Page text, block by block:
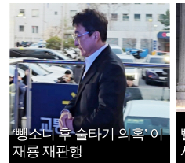
‘뺑소니 후 술타기 의혹’ 이
재룡 재판행